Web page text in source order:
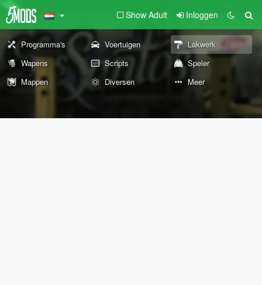
Show Adult Inloggen
Programma's Voertuigen
Lakwerk
Wapens
Scripts
Speler
Mappen
Diversen Meer